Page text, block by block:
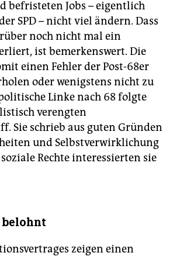
befristeten Jobs – eigentlich
SPD – nicht viel ändern. Dass
noch nicht mal ein
ist bemerkenswert. Die
einen Fehler der Post-68er
oder wenigstens nicht zu
Linke nach 68 folgte
verengten
Sie schrieb aus guten Gründen
und Selbstverwirklichung
Rechte interessierten sie
zeigen einen